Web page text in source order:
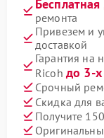
ремонта
Привезем и
доставкой
Гарантия на
Ricoh до 3-х
Срочный
Скидка для
Получите